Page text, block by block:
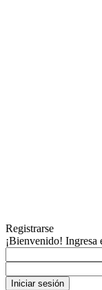
Registrarse
¡Bienvenido! Ingresa